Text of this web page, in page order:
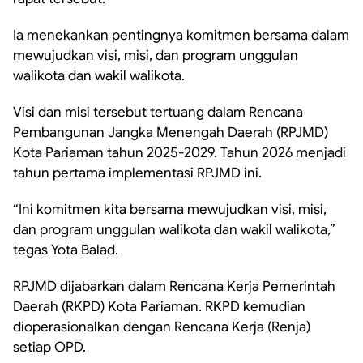
Ia menekankan pentingnya komitmen bersama dalam
mewujudkan visi, misi, dan program unggulan
walikota dan wakil walikota.
Visi dan misi tersebut tertuang dalam Rencana
Pembangunan Jangka Menengah Daerah (RPJMD)
Kota Pariaman tahun 2025-2029. Tahun 2026 menjadi
tahun pertama implementasi RPJMD ini.
“Ini komitmen kita bersama mewujudkan visi, misi,
dan program unggulan walikota dan wakil walikota,”
tegas Yota Balad.
RPJMD dijabarkan dalam Rencana Kerja Pemerintah
Daerah (RKPD) Kota Pariaman. RKPD kemudian
dioperasionalkan dengan Rencana Kerja (Renja)
setiap OPD.